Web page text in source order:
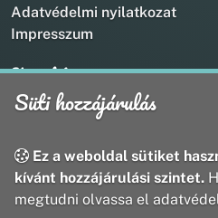
Adatvédelmi nyilatkozat
Impresszum
Kapcsolat
+36 20 211 1888
webmaster@utirany.hu
8419 Csesznek, Vasút u.18.
Süti hozzájárulás
Ez a weboldal sütiket
kívánt hozzájárulási szintet.
megtudni olvassa el